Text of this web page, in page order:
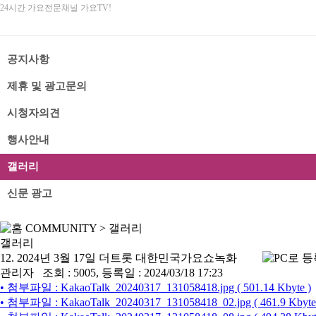
24시간 가요전문채널 가요TV!
공지사항
제휴 및 광고문의
시청자의견
행사안내
갤러리
신문 광고
COMMUNITY > 갤러리
갤러리
12. 2024년 3월 17일 더트롯 대한민국가요쇼녹화
관리자 조회 : 5005, 등록일 : 2024/03/18 17:23
• 첨부파일 : KakaoTalk_20240317_131058418.jpg ( 501.14 Kbyte )
• 첨부파일 : KakaoTalk_20240317_131058418_02.jpg ( 461.9